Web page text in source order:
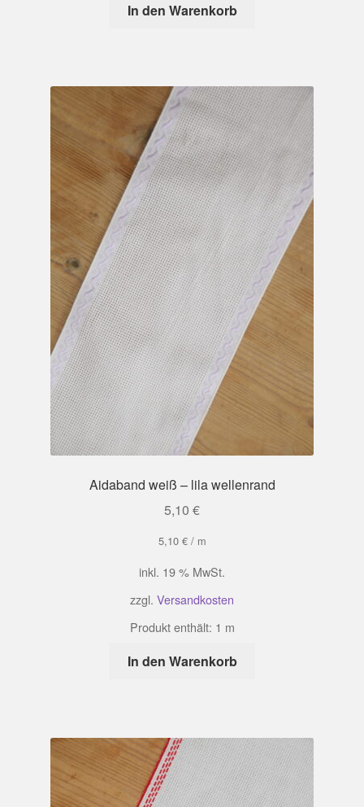
In den Warenkorb
Aidaband weiß – lila wellenrand
5,10 €
5,10 €/ m
inkl. 19 % MwSt.
zzgl. Versandkosten
Produkt enthält: 1 m
In den Warenkorb